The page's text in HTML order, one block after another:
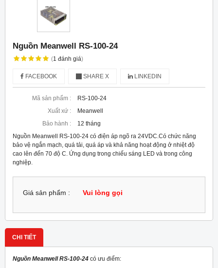
Nguồn Meanwell RS-100-24
(1 đánh giá)
FACEBOOK SHARE X LINKEDIN
Mã sản phẩm :
RS-100-24
Xuất xứ :
Meanwell
Bảo hành :
12 tháng
Nguồn Meanwell RS-100-24 có điện áp ngõ ra 24VDC.Có chức năng
bảo vệ ngắn mạch, quá tải, quá áp và khả năng hoạt động ở nhiệt độ
cao lên đến 70 độ C. Ứng dụng trong chiếu sáng LED và trong công
nghiệp.
Giá sản phẩm : Vui lòng gọi
CHI TIẾT
Nguồn Meanwell RS-100-24 có ưu điểm: